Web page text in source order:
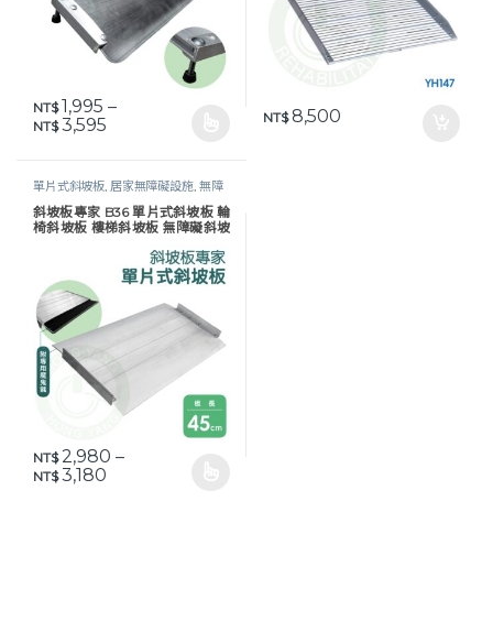
NT$1,995 –
NT$3,595價格範圍：NT$ 1,995 到 NT$ 3,595
此產品有多種款式。 可在產品頁面選擇選項
NT$8,500
單片式斜坡板, 居家無障礙設施, 無障
礙改善,鋁合金斜坡板 ,長照專區
斜坡板專家 B36 單片式斜坡板 輪
椅斜坡板 樓梯斜坡板 無障礙斜坡
NT$2,980 –
NT$3,180價格範圍：NT$ 2,980 到 NT$ 3,180
此產品有多種款式。 可在產品頁面選擇選項